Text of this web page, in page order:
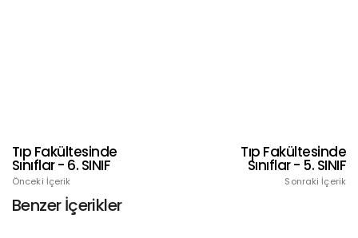
Tıp Fakültesinde
Sınıflar - 6. SINIF
Önceki İçerik
Tıp Fakültesinde
Sınıflar - 5. SINIF
Sonraki İçerik
Benzer İçerikler